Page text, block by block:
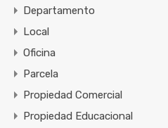
Departamento
Local
Oficina
Parcela
Propiedad Comercial
Propiedad Educacional